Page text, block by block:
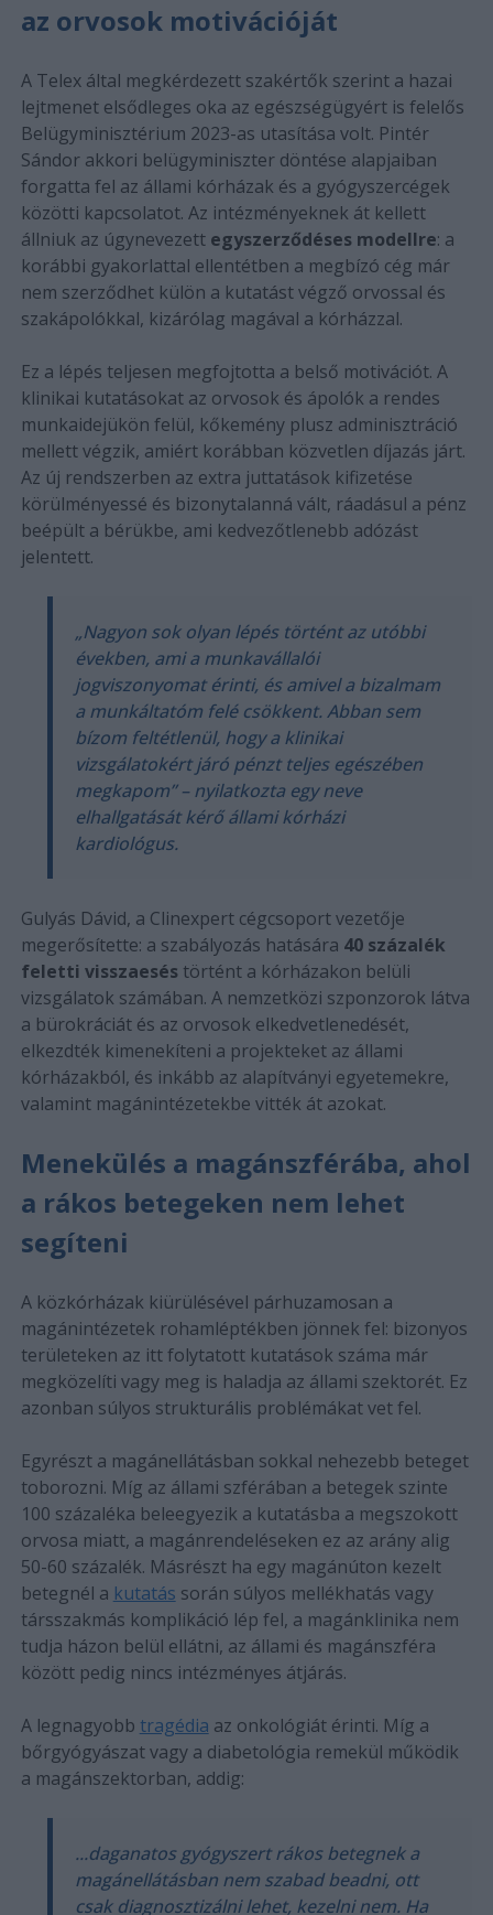
az orvosok motivációját
A Telex által megkérdezett szakértők szerint a hazai
lejtmenet elsődleges oka az egészségügyért is felelős
Belügyminisztérium 2023-as utasítása volt. Pintér
Sándor akkori belügyminiszter döntése alapjaiban
forgatta fel az állami kórházak és a gyógyszercégek
közötti kapcsolatot. Az intézményeknek át kellett
állniuk az úgynevezett egyszerződéses modellre: a
korábbi gyakorlattal ellentétben a megbízó cég már
nem szerződhet külön a kutatást végző orvossal és
szakápolókkal, kizárólag magával a kórházzal.
Ez a lépés teljesen megfojtotta a belső motivációt. A
klinikai kutatásokat az orvosok és ápolók a rendes
munkaidejükön felül, kőkemény plusz adminisztráció
mellett végzik, amiért korábban közvetlen díjazás járt.
Az új rendszerben az extra juttatások kifizetése
körülményessé és bizonytalanná vált, ráadásul a pénz
beépült a bérükbe, ami kedvezőtlenebb adózást
jelentett.
„Nagyon sok olyan lépés történt az utóbbi
években, ami a munkavállalói
jogviszonyomat érinti, és amivel a bizalmam
a munkáltatóm felé csökkent. Abban sem
bízom feltétlenül, hogy a klinikai
vizsgálatokért járó pénzt teljes egészében
megkapom” – nyilatkozta egy neve
elhallgatását kérő állami kórházi
kardiológus.
Gulyás Dávid, a Clinexpert cégcsoport vezetője
megerősítette: a szabályozás hatására 40 százalék
feletti visszaeséstörtént a kórházakon belüli
vizsgálatok számában. A nemzetközi szponzorok látva
a bürokráciát és az orvosok elkedvetlenedését,
elkezdték kimenekíteni a projekteket az állami
kórházakból, és inkább az alapítványi egyetemekre,
valamint magánintézetekbe vitték át azokat.
Menekülés a magánszférába, ahol
a rákos betegeken nem lehet
segíteni
A közkórházak kiürülésével párhuzamosan a
magánintézetek rohamléptékben jönnek fel: bizonyos
területeken az itt folytatott kutatások száma már
megközelíti vagy meg is haladja az állami szektorét. Ez
azonban súlyos strukturális problémákat vet fel.
Egyrészt a magánellátásban sokkal nehezebb beteget
toborozni. Míg az állami szférában a betegek szinte
100 százaléka beleegyezik a kutatásba a megszokott
orvosa miatt, a magánrendeléseken ez az arány alig
50-60 százalék. Másrészt ha egy magánúton kezelt
betegnél a kutatás során súlyos mellékhatás vagy
társszakmás komplikáció lép fel, a magánklinika nem
tudja házon belül ellátni, az állami és magánszféra
között pedig nincs intézményes átjárás.
A legnagyobb tragédia az onkológiát érinti. Míg a
bőrgyógyászat vagy a diabetológia remekül működik
a magánszektorban, addig:
...daganatos gyógyszert rákos betegnek a
magánellátásban nem szabad beadni, ott
csak diagnosztizálni lehet, kezelni nem. Ha